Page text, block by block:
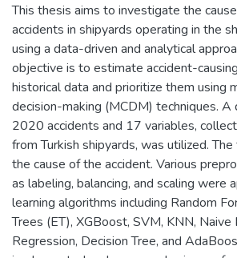
This thesis aims to investigate the
accidents in shipyards operating in the
using a data-driven and analytical
objective is to estimate accident-
historical data and prioritize them using
decision-making (MCDM) techniques. A
2020 accidents and 17 variables,
from Turkish shipyards, was utilized.
the cause of the accident. Various
as labeling, balancing, and scaling were
learning algorithms including Random
Trees (ET), XGBoost, SVM, KNN,
Regression, Decision Tree, and